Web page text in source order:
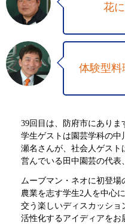
花
体験型料
39回目は、防府市にありま
学生ゲストは園芸学科の中
瀬名さんが、社会人ゲスト
営んでいる田中園芸の代表
ムーブマン・ネオに初登
農業を志す学生2人を中心
交う楽しいディスカッショ
活性化するアイディアをお